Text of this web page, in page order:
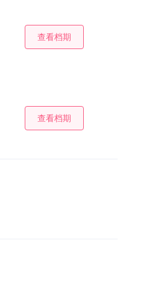
查看档期
查看档期